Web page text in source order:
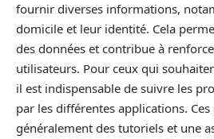
fournir diverses informations,
domicile et leur identité. Cela
des données et contribue à
utilisateurs. Pour ceux qui
il est indispensable de suivre les
par les différentes applications.
généralement des tutoriels et une